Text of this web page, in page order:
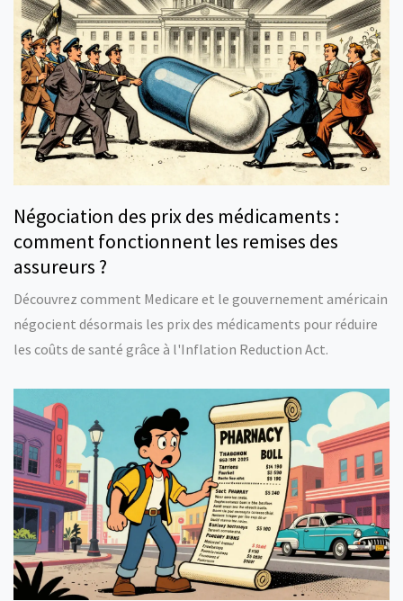
Négociation des prix des médicaments :
comment fonctionnent les remises des
assureurs ?
Découvrez comment Medicare et le gouvernement américain
négocient désormais les prix des médicaments pour réduire
les coûts de santé grâce à l'Inflation Reduction Act.